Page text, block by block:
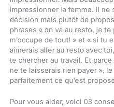
impressionner la femme. Il ne
décision mais plutôt de
phrases « on va au resto, je
m’occupe de tout! » et « si tu
aimerais aller au resto avec
te chercher au travail. Et
ne te laisserais rien payer »,
parfaitement ce qu’est
Pour vous aider, voici 03